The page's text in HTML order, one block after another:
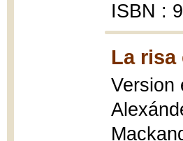
ISBN :
La risa
Version